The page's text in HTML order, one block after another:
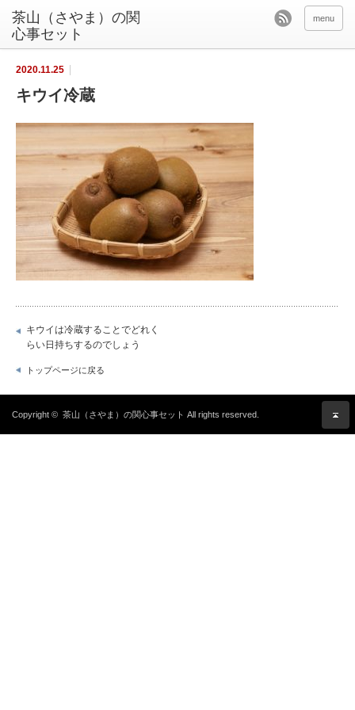
茶山（さやま）の関
心事セット
menu
2020.11.25
キウイ冷蔵
キウイは冷蔵することでどれく
らい日持ちするのでしょう
トップページに戻る
Copyright © 茶山（さやま）の関心事セット All rights reserved.